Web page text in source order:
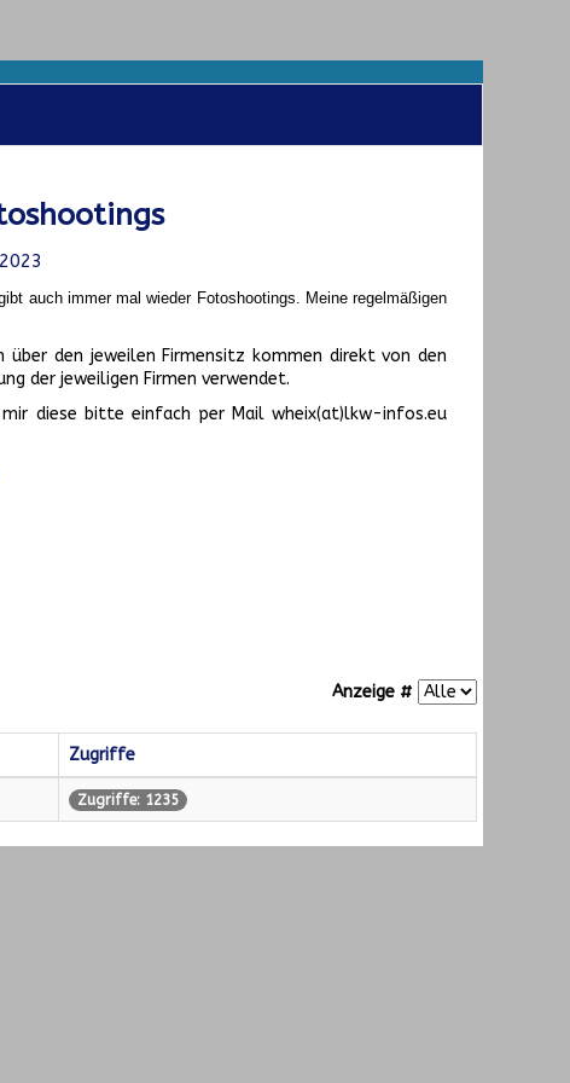
auch immer mal wieder Fotoshootings. Meine regelmäßigen
über den jeweilen Firmensitz kommen direkt von den
der jeweiligen Firmen verwendet.
mir diese bitte einfach per Mail wheix(at)lkw-infos.eu
Anzeige #
Zugriffe
Zugriffe: 1235